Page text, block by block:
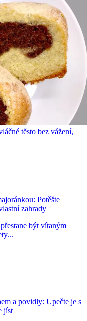
těsto bez vážení,
Potěšte
zahrady
být vítaným
a povidly: Upečte je s
jíst